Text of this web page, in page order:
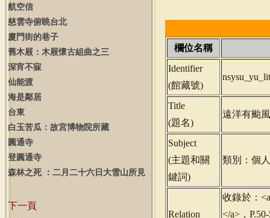
航空信
慈雲寺俯眺台北
廈門街的巷子
舊木屐：木屐懷古組曲之三
深宵不寐
仙能渡
海是鄰居
台東
白玉苦瓜：故宮博物院所藏
圓通寺
登圓通寺
森林之死 ：二月二十六日大雪山所見
下一頁
欄位名稱
Identifier
(館藏號)
Title
(題名)
遠洋有颱風
Subject
(主題和關
鍵詞)
類別：個
Relation
收錄於：
</a>，